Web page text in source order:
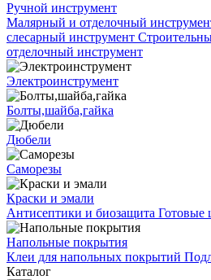
Ручной инструмент
Малярный и отделочный
слесарный инструмент
отделочный инструмент
Электроинструмент
Болты,шайба,гайка
Дюбели
Саморезы
Краски и эмали
Антисептики и биозащита Готовые
Напольные покрытия
Клеи для напольных покрытий
Каталог